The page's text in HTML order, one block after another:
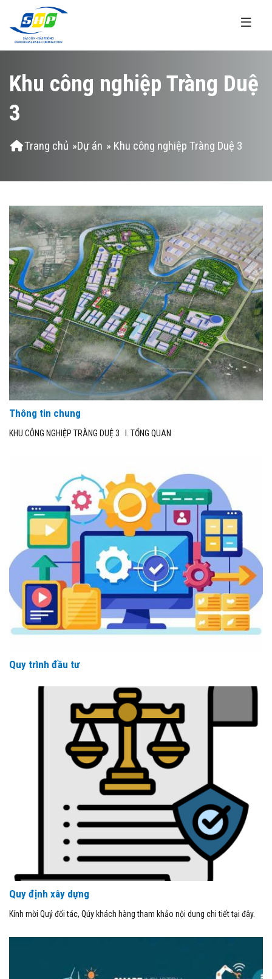
Nhảy đến nội dung
Khu công nghiệp Tràng Duệ
3
Bạn đang ở đây
Trang chủ »Dự án » Khu công nghiệp Tràng Duệ 3
Thông tin chung
KHU CÔNG NGHIỆP TRÀNG DUỆ 3 I. TỔNG QUAN
Quy trình đầu tư
Quy định xây dựng
Kính mời Quý đối tác, Qúy khách hàng tham khảo nội dung chi tiết tại đây.